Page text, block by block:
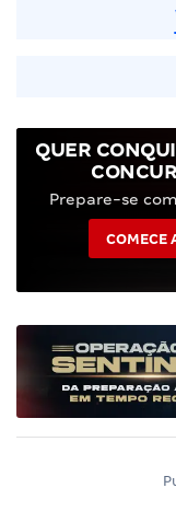
QUER
Prepare-se
COMECE